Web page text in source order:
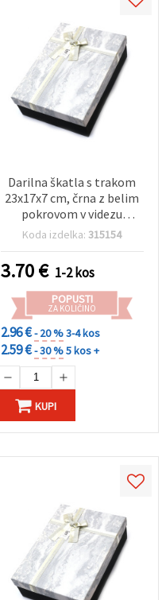
Darilna škatla s trakom
23x17x7 cm, črna z belim
pokrovom v videzu
marmorja
Koda izdelka:315154
3.70€ 1-2 kos
POPUSTI
ZA KOLIČINO
2.96 €- 20 %3-4 kos
2.59 €- 30 %5 kos +
KUPI